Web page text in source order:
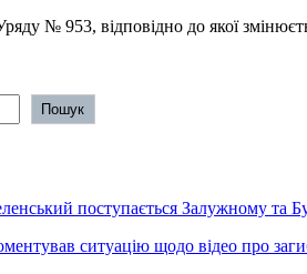
№ 953, відповідно до якої
Пошук
поступається Залужному та
ситуацію щодо відео про